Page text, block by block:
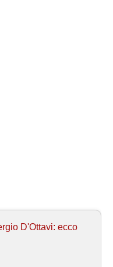
D'Ottavi: ecco